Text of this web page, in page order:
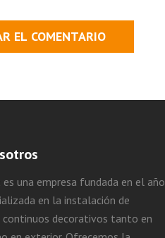
una empresa fundada en el año
en la instalación de
continuos decorativos tanto en